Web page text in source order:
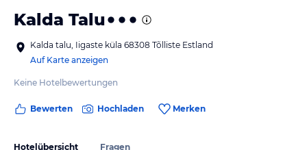
Kalda Talu
Kalda talu, Iigaste küla 68308 Tõlliste Estland
Auf Karte anzeigen
Keine Hotelbewertungen
Bewerten Hochladen Merken
Hotelübersicht Fragen